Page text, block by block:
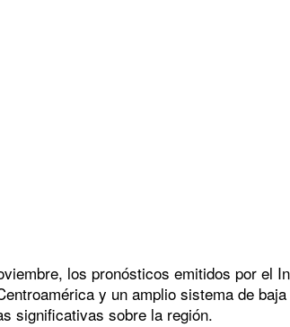
los pronósticos emitidos por el
y un amplio sistema de
significativas sobre la región.